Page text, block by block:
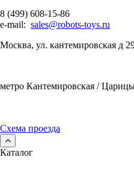
8 (499) 608-15-86
e-mail: sales@robots-toys.ru
Москва, ул. кантемировская д
метро Кантемировская /
Схема проезда
Каталог